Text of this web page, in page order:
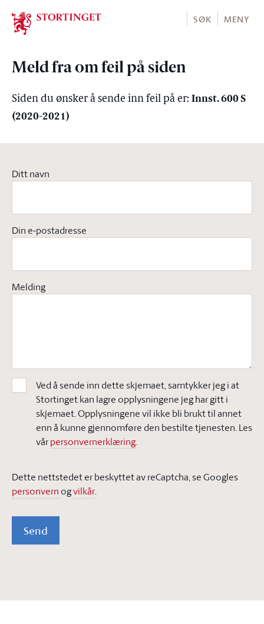
Stortinget.no
SØK MENY
Meld fra om feil på siden
Siden du ønsker å sende inn feil på er: Innst. 600 S
(2020-2021)
Ditt navn
Din e-postadresse
Melding
Ved å sende inn dette skjemaet, samtykker jeg i at
Stortinget kan lagre opplysningene jeg har gitt i
skjemaet. Opplysningene vil ikke bli brukt til annet
enn å kunne gjennomføre den bestilte tjenesten. Les
vårpersonvernerklæring.
Dette nettstedet er beskyttet av reCaptcha, se Googles
personvern ogvilkår.
Send